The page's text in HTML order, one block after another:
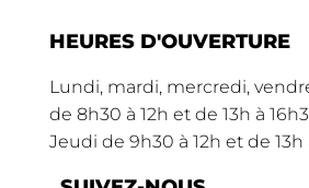
HEURES D'OUVERTURE
Lundi, mardi, mercredi,
de 8h30 à 12h et de 13h à
Jeudi de 9h30 à 12h et de 13h